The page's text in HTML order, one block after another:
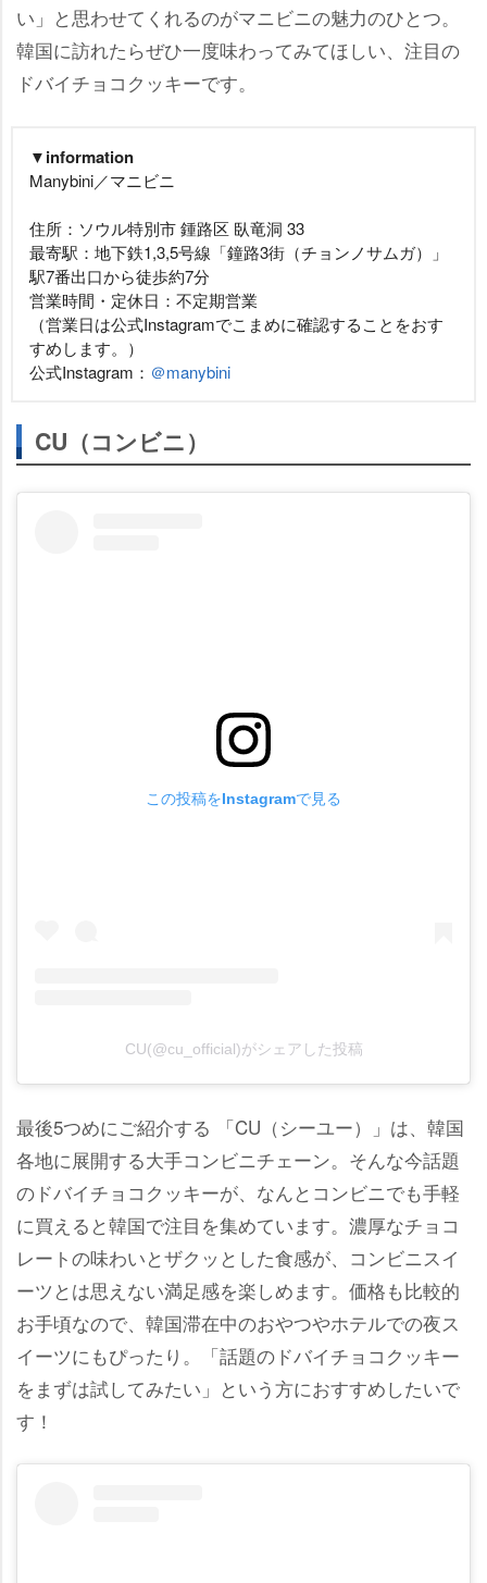
い」と思わせてくれるのがマニビニの魅力のひとつ。
韓国に訪れたらぜひ一度味わってみてほしい、注目の
ドバイチョコクッキーです。
▼information
Manybini／マニビニ
住所：ソウル特別市 鍾路区 臥竜洞 33
最寄駅：地下鉄1,3,5号線「鐘路3街（チョンノサムガ）」
駅7番出口から徒歩約7分
営業時間・定休日：不定期営業
（営業日は公式Instagramでこまめに確認することをおす
すめします。）
公式Instagram： ＠manybini
CU（コンビニ）
この投稿をInstagramで見る
CU(@cu_official)がシェアした投稿
最後5つめにご紹介する 「CU（シーユー）」は、韓国
各地に展開する大手コンビニチェーン。そんな今話題
のドバイチョコクッキーが、なんとコンビニでも手軽
に買えると韓国で注目を集めています。濃厚なチョコ
レートの味わいとザクッとした食感が、コンビニスイ
ーツとは思えない満足感を楽しめます。価格も比較的
お手頃なので、韓国滞在中のおやつやホテルでの夜ス
イーツにもぴったり。「話題のドバイチョコクッキー
をまずは試してみたい」という方におすすめしたいで
す！